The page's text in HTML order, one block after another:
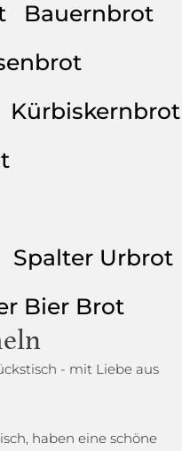
Bauernbrot
Kürbiskernbrot
Spalter Urbrot
Bier Brot
- mit Liebe aus
haben eine schöne